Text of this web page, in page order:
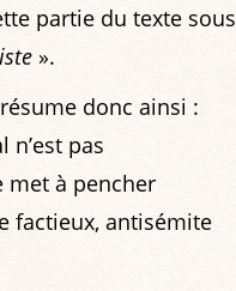
partie du texte sous
».
donc ainsi :
pas
met à pencher
factieux, antisémite